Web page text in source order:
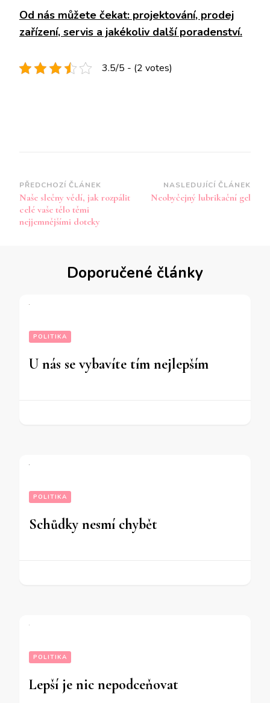
Od nás můžete čekat: projektování, prodej
zařízení, servis a jakékoliv další poradenství.
3.5/5 - (2 votes)
Navigace
příspěvku
PŘEDCHOZÍ ČLÁNEK
Naše slečny vědí, jak rozpálit
celé vaše tělo těmi
nejjemnějšími doteky
NASLEDUJÍCÍ ČLÁNEK
Neobyčejný lubrikační gel
Doporučené články
POLITIKA
U nás se vybavíte tím nejlepším
POLITIKA
Schůdky nesmí chybět
POLITIKA
Lepší je nic nepodceňovat